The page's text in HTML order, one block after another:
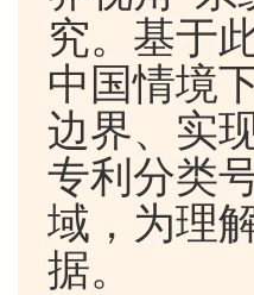
究。基于
中国情境
边界、实
专利分类
域，为理
据。